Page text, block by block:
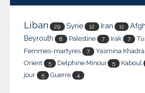
Liban 29 Syrie 12 Iran 11
Beyrouth 8 Palestine 7 Irak 7
Femmes-martyres 7 Yasmina Khadra
Orient
5 Delphine Minoui 5 Kaboul
jour
5 Guerre 4